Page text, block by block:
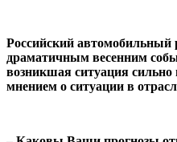
Российский автомобильный
драматичным весенним
возникшая ситуация
мнением о ситуации в